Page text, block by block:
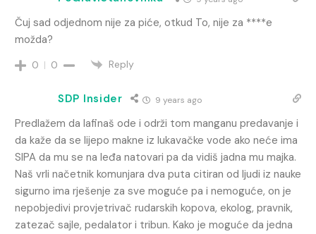
Čuj sad odjednom nije za piće, otkud To, nije za ****e
možda?
0 0 Reply
SDP Insider 9 years ago
Predlažem da lafinaš ode i održi tom manganu predavanje i
da kaže da se lijepo makne iz lukavačke vode ako neće ima
SIPA da mu se na leđa natovari pa da vidiš jadna mu majka.
Naš vrli načetnik komunjara dva puta citiran od ljudi iz nauke
sigurno ima rješenje za sve moguće pa i nemoguće, on je
nepobjedivi provjetrivač rudarskih kopova, ekolog, pravnik,
zatezač sajle, pedalator i tribun. Kako je moguće da jedna